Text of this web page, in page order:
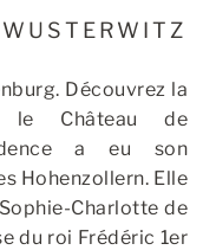
Découvrez la
le Château de
a eu son
Hohenzollern. Elle
Charlotte de
du roi Frédéric 1er